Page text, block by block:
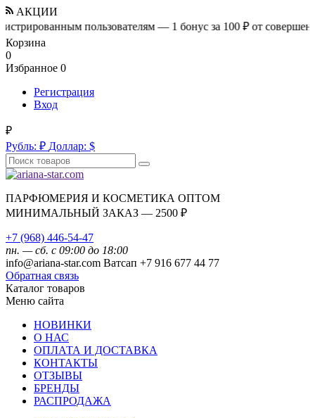
АКЦИИ
пользователям — 1 бонус за 100 ₽ от совершенной
Корзина
0
Избранное 0
Регистрация
Вход
₽
Рубль: ₽ Доллар: $
ПАРФЮМЕРИЯ И КОСМЕТИКА ОПТОМ
МИНИМАЛЬНЫЙ ЗАКАЗ — 2500 ₽
+7 (968) 446-54-47
пн. — сб. с 09:00 до 18:00
info@ariana-star.com Ватсап +7 916 677 44 77
Обратная связь
Каталог товаров
Меню сайта
НОВИНКИ
О НАС
ОПЛАТА И ДОСТАВКА
КОНТАКТЫ
ОТЗЫВЫ
БРЕНДЫ
РАСПРОДАЖА